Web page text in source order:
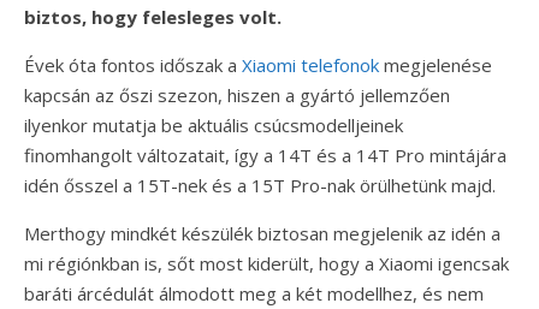
biztos, hogy felesleges volt.
Évek óta fontos időszak a Xiaomi telefonok megjelenése
kapcsán az őszi szezon, hiszen a gyártó jellemzően
ilyenkor mutatja be aktuális csúcsmodelljeinek
finomhangolt változatait, így a 14T és a 14T Pro mintájára
idén ősszel a 15T-nek és a 15T Pro-nak örülhetünk majd.
Merthogy mindkét készülék biztosan megjelenik az idén a
mi régiónkban is, sőt most kiderült, hogy a Xiaomi igencsak
baráti árcédulát álmodott meg a két modellhez, és nem